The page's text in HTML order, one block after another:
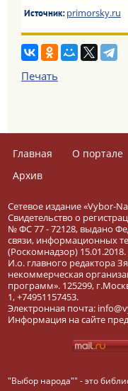
Источник:primorsky.ru
Печать
Главная О портале
Архив
Сетевое издание «Vybor-
Свидетельство о
№ ФС 77 - 72128, выдано
связи, информационных
(Роскомнадзор) 15.01.2018.
И.о. главного редактора
некоммерческая
программ». 125299,
1, +74951157453.
Электронная почта:
Информация на сайте
"Выбор народа"" - это